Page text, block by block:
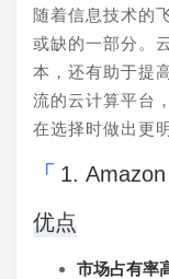
随着信息技术的
或缺的一部分。
本，还有助于提
流的云计算平台
在选择时做出更
1.
优点
市场占有率